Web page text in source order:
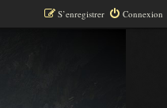
Connexion
S’enregistrer